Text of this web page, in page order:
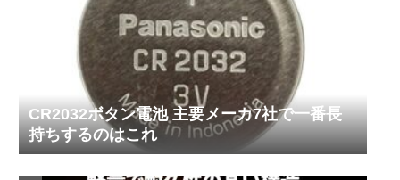
CR2032ボタン電池 主要メーカ7社で一番長
持ちするのはこれ